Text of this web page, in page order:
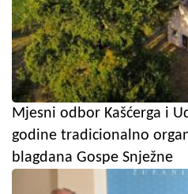
Mjesni odbor Kašćerga i
godine tradicionalno
blagdana Gospe Snježne